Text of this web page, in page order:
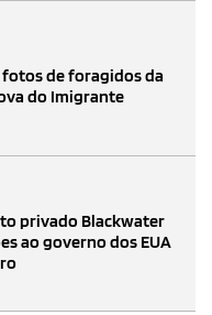
de foragidos da
do Imigrante
privado Blackwater
ao governo dos EUA